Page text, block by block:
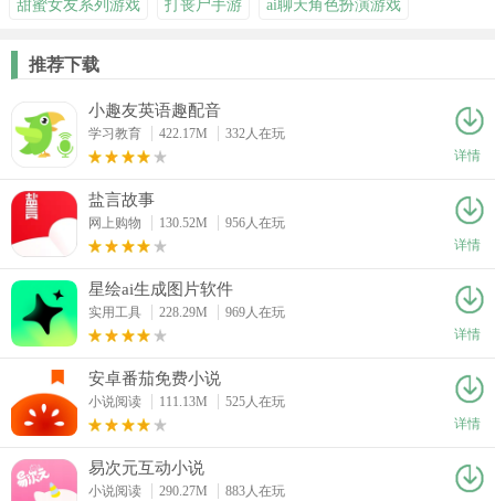
甜蜜女友系列游戏 打丧尸手游 ai聊天角色扮演游戏
推荐下载
小趣友英语趣配音
学习教育 422.17M
332人在玩
详情
盐言故事
网上购物 130.52M
956人在玩
详情
星绘ai生成图片软件
实用工具 228.29M
969人在玩
详情
安卓番茄免费小说
小说阅读 111.13M
525人在玩
详情
易次元互动小说
小说阅读 290.27M 883人在玩